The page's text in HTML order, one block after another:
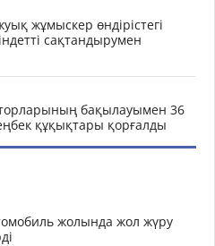
жұмыскер өндірістегі
сақтандырумен
бақылауымен 36
құқықтары қорғалды
жолында жол жүру